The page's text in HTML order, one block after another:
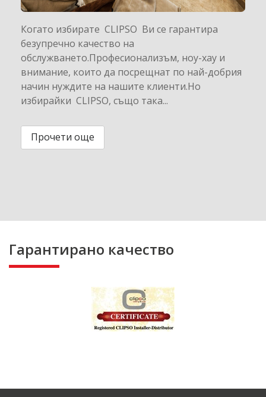
Когато избирате CLIPSO Ви се гарантира
безупречно качество на
обслужването.Професионализъм, ноу-хау и
внимание, които да посрещнат по най-добрия
начин нуждите на нашите клиенти.Но
избирайки CLIPSO, също така...
Прочети още
Гарантирано качество